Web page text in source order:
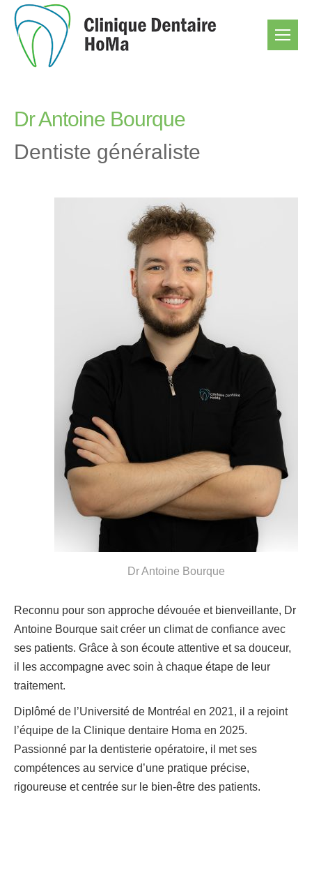
Dr Antoine Bourque
Dentiste généraliste
Dr Antoine Bourque
Reconnu pour son approche dévouée et bienveillante, Dr
Antoine Bourque sait créer un climat de confiance avec
ses patients. Grâce à son écoute attentive et sa douceur,
il les accompagne avec soin à chaque étape de leur
traitement.
Diplômé de l’Université de Montréal en 2021, il a rejoint
l’équipe de la Clinique dentaire Homa en 2025.
Passionné par la dentisterie opératoire, il met ses
compétences au service d’une pratique précise,
rigoureuse et centrée sur le bien-être des patients.